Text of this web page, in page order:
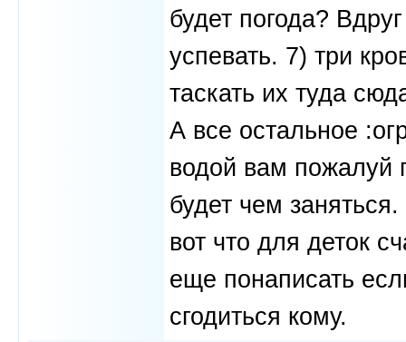
будет погода?
успевать. 7) три
таскать их туда
А все остальное
водой вам пожалуй
будет чем
вот что для деток
еще понаписать
сгодиться кому.